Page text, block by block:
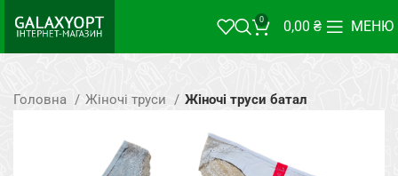
0 0,00 ₴ МЕНЮ
Головна Жіночі труси Жіночі труси батал